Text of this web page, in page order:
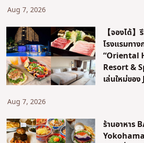
Aug 7, 2026
【จองได้
โรงแรมทาง
“Oriental
Resort &
เล่นใหม่ขอ
Aug 7, 2026
ร้านอาหาร